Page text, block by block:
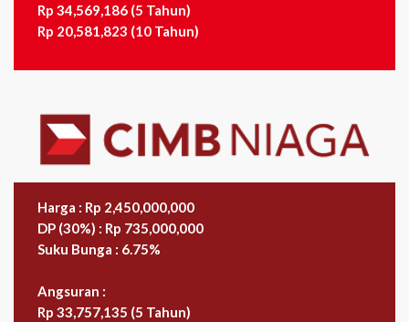
Rp 34,569,186 (5 Tahun)
Rp 20,581,823 (10 Tahun)
Harga : Rp 2,450,000,000
DP (30%) : Rp 735,000,000
Suku Bunga : 6.75%
Angsuran :
Rp 33,757,135 (5 Tahun)